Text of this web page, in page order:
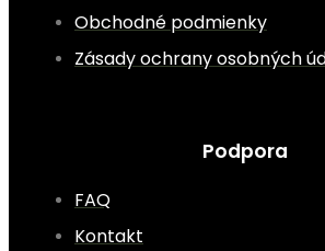
Obchodné podmienky
Zásady ochrany osobných
Podpora
FAQ
Kontakt